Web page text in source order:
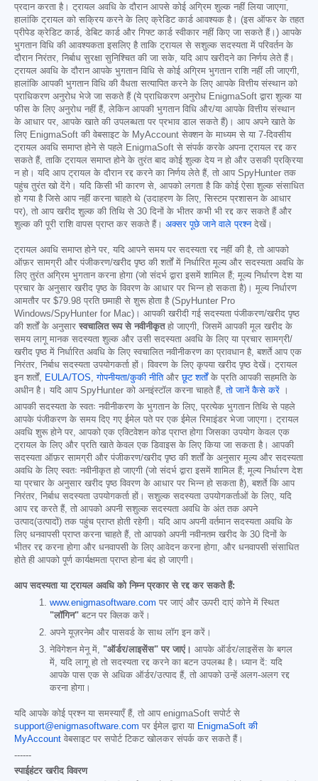
प्रदान करता है। ट्रायल अवधि के दौरान आपसे कोई अग्रिम शुल्क नहीं लिया जाएगा,
हालांकि ट्रायल को सक्रिय करने के लिए क्रेडिट कार्ड आवश्यक है। (इस ऑफर के तहत
प्रीपेड क्रेडिट कार्ड, डेबिट कार्ड और गिफ्ट कार्ड स्वीकार नहीं किए जा सकते हैं।) आपके
भुगतान विधि की आवश्यकता इसलिए है ताकि ट्रायल से सशुल्क सदस्यता में परिवर्तन के
दौरान निरंतर, निर्बाध सुरक्षा सुनिश्चित की जा सके, यदि आप खरीदने का निर्णय लेते हैं।
ट्रायल अवधि के दौरान आपके भुगतान विधि से कोई अग्रिम भुगतान राशि नहीं ली जाएगी,
हालांकि आपकी भुगतान विधि की वैधता सत्यापित करने के लिए आपके वित्तीय संस्थान को
प्राधिकरण अनुरोध भेजे जा सकते हैं (ये प्राधिकरण अनुरोध EnigmaSoft द्वारा शुल्क या
फीस के लिए अनुरोध नहीं हैं, लेकिन आपकी भुगतान विधि और/या आपके वित्तीय संस्थान
के आधार पर, आपके खाते की उपलब्धता पर प्रभाव डाल सकते हैं)। आप अपने खाते के
लिए EnigmaSoft की वेबसाइट के MyAccount सेक्शन के माध्यम से या 7-दिवसीय
ट्रायल अवधि समाप्त होने से पहले EnigmaSoft से संपर्क करके अपना ट्रायल रद्द कर
सकते हैं, ताकि ट्रायल समाप्त होने के तुरंत बाद कोई शुल्क देय न हो और उसकी प्रक्रिया
न हो। यदि आप ट्रायल के दौरान रद्द करने का निर्णय लेते हैं, तो आप SpyHunter तक
पहुंच तुरंत खो देंगे। यदि किसी भी कारण से, आपको लगता है कि कोई ऐसा शुल्क संसाधित
हो गया है जिसे आप नहीं करना चाहते थे (उदाहरण के लिए, सिस्टम प्रशासन के आधार
पर), तो आप खरीद शुल्क की तिथि से 30 दिनों के भीतर कभी भी रद्द कर सकते हैं और
शुल्क की पूरी राशि वापस प्राप्त कर सकते हैं। अक्सर पूछे जाने वाले प्रश्नदेखें।
ट्रायल अवधि समाप्त होने पर, यदि आपने समय पर सदस्यता रद्द नहीं की है, तो आपको
ऑफ़र सामग्री और पंजीकरण/खरीद पृष्ठ की शर्तों में निर्धारित मूल्य और सदस्यता अवधि के
लिए तुरंत अग्रिम भुगतान करना होगा (जो संदर्भ द्वारा इसमें शामिल हैं; मूल्य निर्धारण देश या
प्रचार के अनुसार खरीद पृष्ठ के विवरण के आधार पर भिन्न हो सकता है)। मूल्य निर्धारण
आमतौर पर $79.98 प्रति छमाही से शुरू होता है (SpyHunter Pro
Windows/SpyHunter for Mac)। आपकी खरीदी गई सदस्यता पंजीकरण/खरीद पृष्ठ
की शर्तों के अनुसार स्वचालित रूप से नवीनीकृतहो जाएगी, जिसमें आपकी मूल खरीद के
समय लागू मानक सदस्यता शुल्क और उसी सदस्यता अवधि के लिए या प्रचार सामग्री/
खरीद पृष्ठ में निर्धारित अवधि के लिए स्वचालित नवीनीकरण का प्रावधान है, बशर्ते आप एक
निरंतर, निर्बाध सदस्यता उपयोगकर्ता हों। विवरण के लिए कृपया खरीद पृष्ठ देखें। ट्रायल
इन शर्तों,
EULA/TOS ,गोपनीयता/कुकी नीतिऔरछूट शर्तोंके प्रति आपकी सहमति के
अधीन है। यदि आप SpyHunter को अनइंस्टॉल करना चाहते हैं,तो जानें कैसे करें ।
आपकी सदस्यता के स्वतः नवीनीकरण के भुगतान के लिए, प्रत्येक भुगतान तिथि से पहले
आपके पंजीकरण के समय दिए गए ईमेल पते पर एक ईमेल रिमाइंडर भेजा जाएगा। ट्रायल
अवधि शुरू होने पर, आपको एक एक्टिवेशन कोड प्राप्त होगा जिसका उपयोग केवल एक
ट्रायल के लिए और प्रति खाते केवल एक डिवाइस के लिए किया जा सकता है। आपकी
सदस्यता ऑफ़र सामग्री और पंजीकरण/खरीद पृष्ठ की शर्तों के अनुसार मूल्य और सदस्यता
अवधि के लिए स्वतः नवीनीकृत हो जाएगी (जो संदर्भ द्वारा इसमें शामिल हैं; मूल्य निर्धारण देश
या प्रचार के अनुसार खरीद पृष्ठ विवरण के आधार पर भिन्न हो सकता है), बशर्ते कि आप
निरंतर, निर्बाध सदस्यता उपयोगकर्ता हों। सशुल्क सदस्यता उपयोगकर्ताओं के लिए, यदि
आप रद्द करते हैं, तो आपको अपनी सशुल्क सदस्यता अवधि के अंत तक अपने
उत्पाद(उत्पादों) तक पहुंच प्राप्त होती रहेगी। यदि आप अपनी वर्तमान सदस्यता अवधि के
लिए धनवापसी प्राप्त करना चाहते हैं, तो आपको अपनी नवीनतम खरीद के 30 दिनों के
भीतर रद्द करना होगा और धनवापसी के लिए आवेदन करना होगा, और धनवापसी संसाधित
होते ही आपको पूर्ण कार्यक्षमता प्राप्त होना बंद हो जाएगी।
आप सदस्यता या ट्रायल अवधि को निम्न प्रकार से रद्द कर सकते हैं:
www.enigmasoftware.com पर जाएं और ऊपरी दाएं कोने में स्थित
"लॉगिन" बटन पर क्लिक करें।
अपने यूज़रनेम और पासवर्ड के साथ लॉग इन करें।
नेविगेशन मेनू में, "ऑर्डर/लाइसेंस" पर जाएं। आपके ऑर्डर/लाइसेंस के बगल
में, यदि लागू हो तो सदस्यता रद्द करने का बटन उपलब्ध है। ध्यान दें: यदि
आपके पास एक से अधिक ऑर्डर/उत्पाद हैं, तो आपको उन्हें अलग-अलग रद्द
करना होगा।
यदि आपके कोई प्रश्न या समस्याएँ हैं, तो आप enigmaSoft सपोर्ट से
support@enigmasoftware.com पर ईमेल द्वारा या EnigmaSoft की
MyAccount वेबसाइट पर सपोर्ट टिकट खोलकर संपर्क कर सकते हैं।
------
स्पाईहंटर खरीद विवरण